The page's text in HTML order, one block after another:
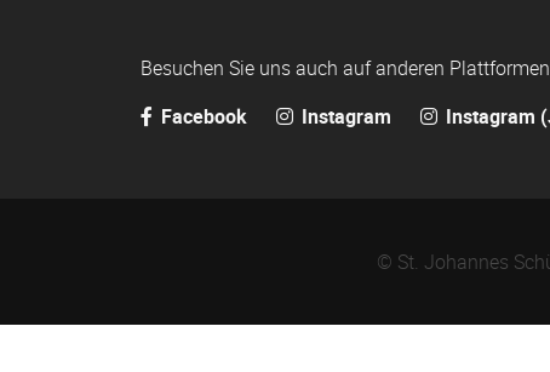
Besuchen Sie uns auch auf anderen Plattformen
Facebook
Instagram Instagram
© St. Johannes